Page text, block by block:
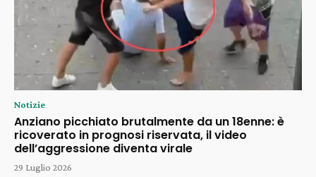
Notizie
Anziano picchiato brutalmente da un 18enne: è
ricoverato in prognosi riservata, il video
dell’aggressione diventa virale
29 Luglio 2026